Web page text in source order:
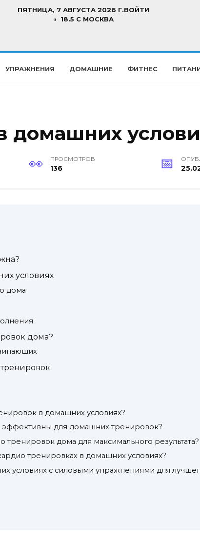
ПЯТНИЦА, 7 АВГУСТА 2026 Г.ВОЙТИ
18.5 C МОСКВА
УПРАЖНЕНИЯ ДОМАШНИЕ ФИТНЕС
домашних
ПРОСМОТРОВ
136
условиях
дома
дома?
в домашних условиях?
для домашних тренировок?
тренировок дома для максимального результата?
тренировках в домашних условиях?
условиях с силовыми упражнениями для